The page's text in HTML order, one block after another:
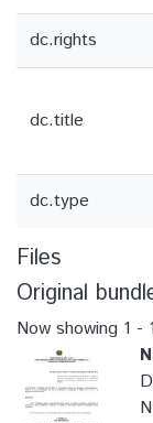
dc.rights
dc.title
dc.type
Files
Original
Now showing 1 -